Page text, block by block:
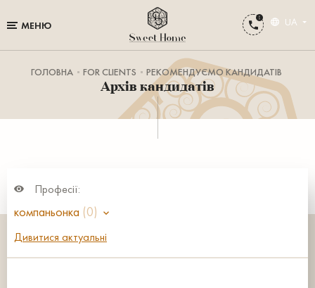
МЕНЮ UA
ГОЛОВНА FOR CLIENTS РЕКОМЕНДУЄМО КАНДИДАТІВ
Архів кандидатів
Професії:
компаньонка (0)
Дивитися актуальні